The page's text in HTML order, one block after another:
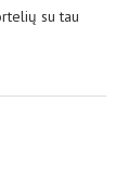
su tau